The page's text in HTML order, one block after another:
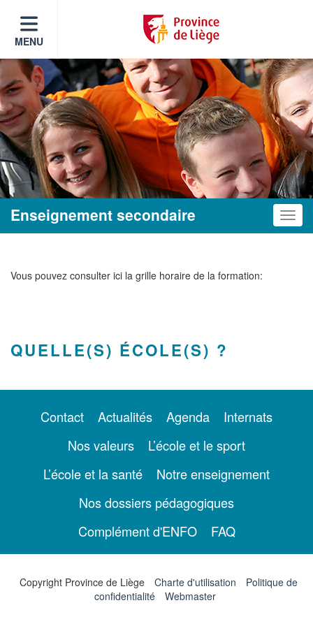
MENU
Enseignement secondaire
Vous pouvez consulter ici la grille horaire de la formation:
QUELLE(S) ÉCOLE(S) ?
Contact Actualités Agenda
Internats
Nos valeurs
L’école et le sport
L’école et la santé
Notre enseignement
Nos dossiers pédagogiques
Complément d'ENFO
FAQ
Copyright Province de Liège Charte d'utilisation
Politique de
confidentialité
Webmaster